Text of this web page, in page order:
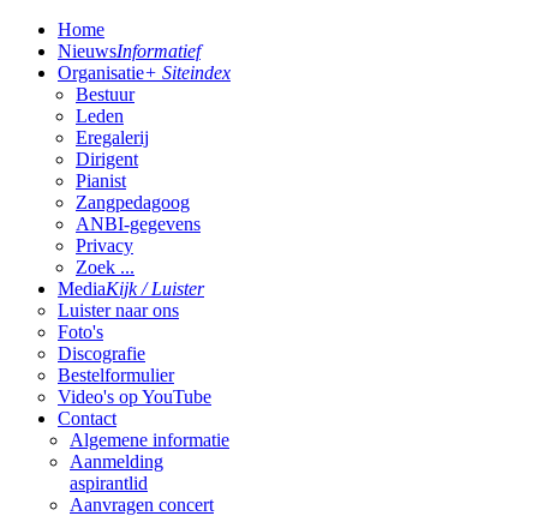
Home
NieuwsInformatief
Organisatie+ Siteindex
Bestuur
Leden
Eregalerij
Dirigent
Pianist
Zangpedagoog
ANBI-gegevens
Privacy
Zoek ...
MediaKijk / Luister
Luister naar ons
Foto's
Discografie
Bestelformulier
Video's op YouTube
Contact
Algemene informatie
Aanmelding
aspirantlid
Aanvragen concert